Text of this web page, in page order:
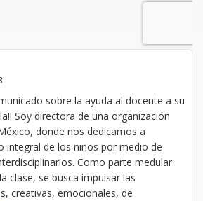
sobre la ayuda al docente a su
Soy directora de una organización
donde nos dedicamos a
integral de los niños por medio de
Como parte medular
clase, se busca impulsar las
creativas, emocionales, de